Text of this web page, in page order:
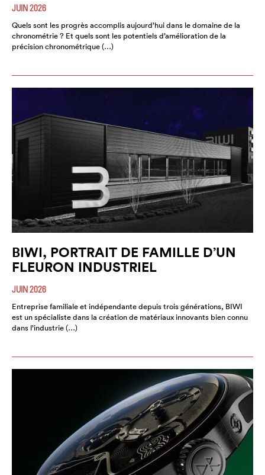
JUIN 2026
Quels sont les progrès accomplis aujourd’hui dans le domaine de la
chronométrie ? Et quels sont les potentiels d’amélioration de la
précision chronométrique (…)
BIWI, PORTRAIT DE FAMILLE D’UN
FLEURON INDUSTRIEL
JUIN 2026
Entreprise familiale et indépendante depuis trois générations, BIWI
est un spécialiste dans la création de matériaux innovants bien connu
dans l’industrie (…)